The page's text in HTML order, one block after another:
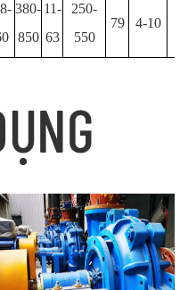
380-
850
11-
63
250-
550
79 4-10